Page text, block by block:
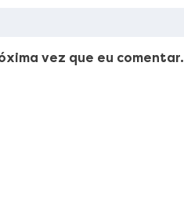
vez que eu comentar.